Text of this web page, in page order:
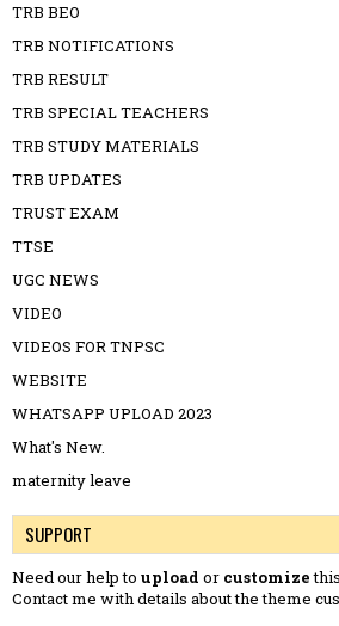
TRB BEO
TRB NOTIFICATIONS
TRB RESULT
TRB SPECIAL TEACHERS
TRB STUDY MATERIALS
TRB UPDATES
TRUST EXAM
TTSE
UGC NEWS
VIDEO
VIDEOS FOR TNPSC
WEBSITE
WHATSAPP UPLOAD 2023
What's New.
maternity leave
SUPPORT
Need our help to upload or customize
Contact me with details about the theme